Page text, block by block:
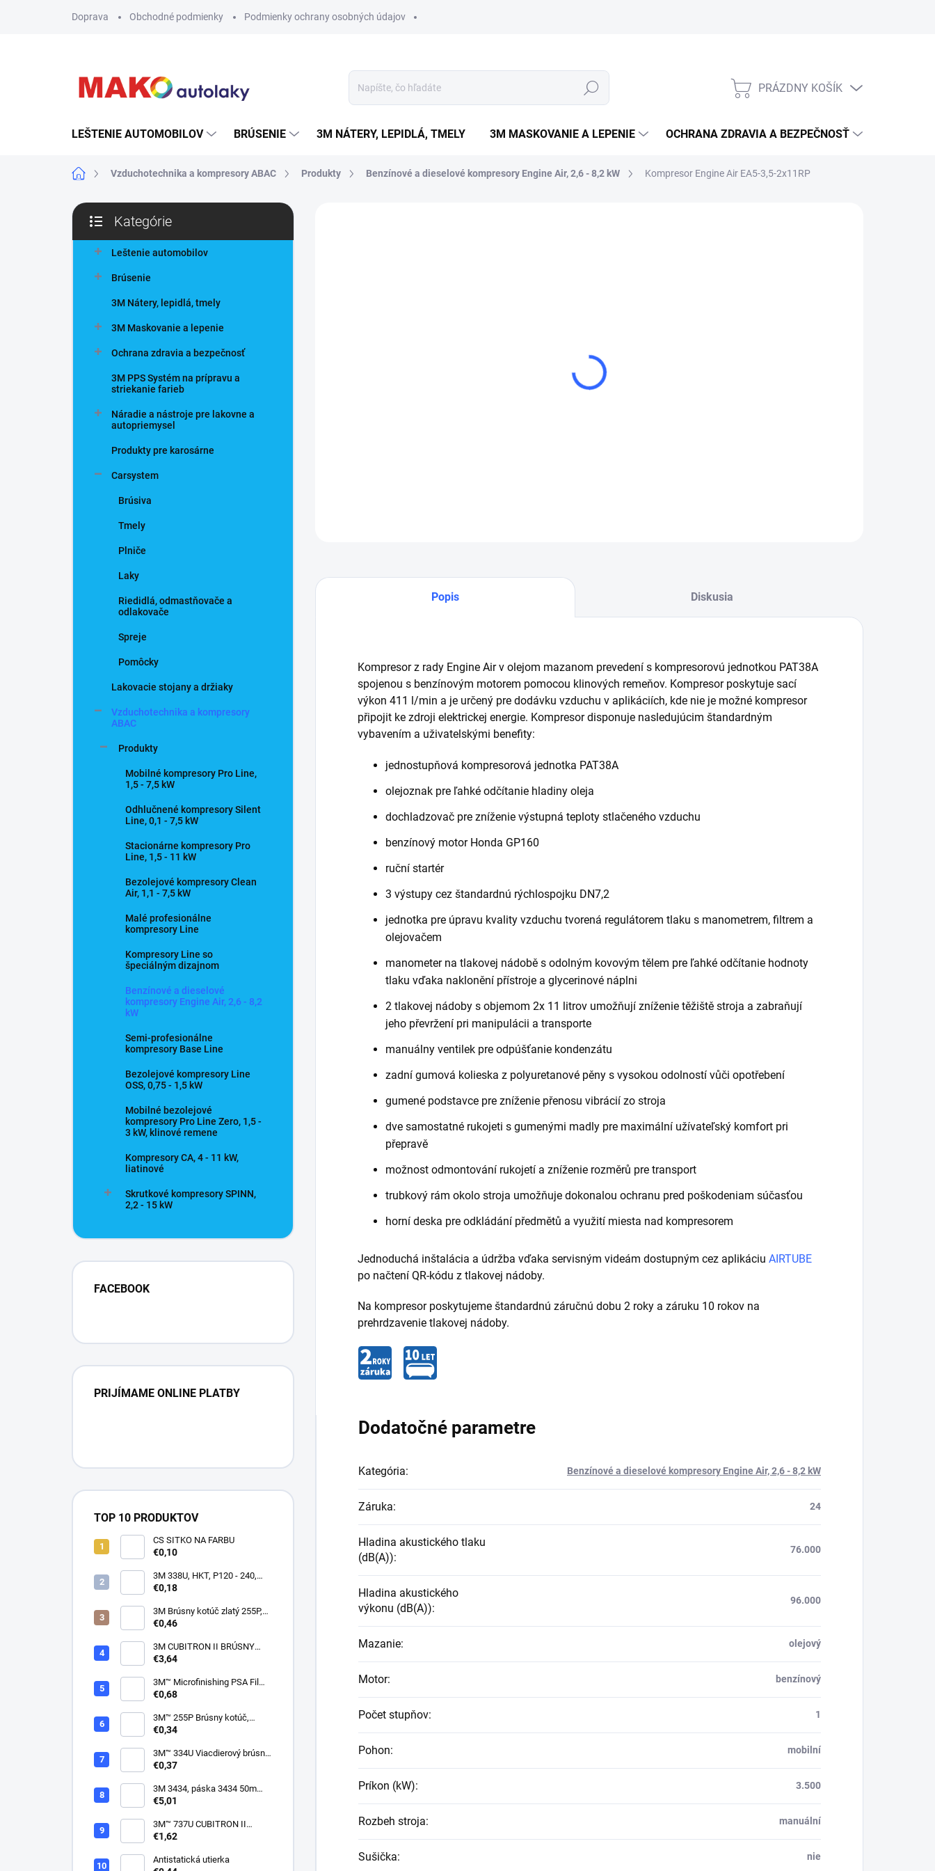
Doprava Obchodné podmienky Podmienky ochrany osobných údajov
Hľadať
NÁKUPNÝ
PRÁZDNY KOŠÍK
LEŠTENIE AUTOMOBILOV BRÚSENIE 3M NÁTERY, LEPIDLÁ, TMELY 3M MASKOVANIE A LEPENIE OCHRANA ZDRAVIA A BEZPEČNOSŤ
DomovVzduchotechnika a kompresory ABAC Produkty Benzínové a dieselové kompresory Engine Air, 2,6 - 8,2 kW Kompresor Engine Air EA5-3,5-2x11RP
B
č
kategórie
Kategórie
Leštenie automobilov
Brúsenie
3M Nátery, lepidlá, tmely
3M Maskovanie a lepenie
Ochrana zdravia a bezpečnosť
3M PPS Systém na prípravu a
striekanie farieb
Náradie a nástroje pre lakovne a
autopriemysel
Produkty pre karosárne
Carsystem
Brúsiva
Tmely
Plniče
Laky
Riedidlá, odmastňovače a
odlakovače
Spreje
Pomôcky
Lakovacie stojany a držiaky
Vzduchotechnika a kompresory
ABAC
Produkty
Mobilné kompresory Pro Line,
1,5 - 7,5 kW
Odhlučnené kompresory Silent
Line, 0,1 - 7,5 kW
Stacionárne kompresory Pro
Line, 1,5 - 11 kW
Bezolejové kompresory Clean
Air, 1,1 - 7,5 kW
Malé profesionálne
kompresory Line
Kompresory Line so
špeciálným dizajnom
Benzínové a dieselové
kompresory Engine Air, 2,6 - 8,2
kW
Semi-profesionálne
kompresory Base Line
Bezolejové kompresory Line
OSS, 0,75 - 1,5 kW
Mobilné bezolejové
kompresory Pro Line Zero, 1,5 -
3 kW, klinové remene
Kompresory CA, 4 - 11 kW,
liatinové
Skrutkové kompresory SPINN,
2,2 - 15 kW
FACEBOOK
PRIJÍMAME ONLINE PLATBY
TOP 10 PRODUKTOV
CS SITKO NA FARBU
€0,10
3M 338U, HKT, P120 - 240,
150mm
€0,18
3M Brúsny kotúč zlatý 255P,
suchý zips, 15 dier, v
150 mm
€0,46
3M CUBITRON II BRÚSNY
PÁSIK, 10 X 330 MM
€3,64
3M™ Microfinishing PSA Film
Disc 268L, 9 Mic 3MIL, 37 mm
€0,68
3M™ 255P Brúsny kotúč,
suchý zips, bez dier, 75mm
€0,34
3M™ 334U Viacdierový brúsny
kotúč Purple 75mm
€0,37
3M 3434, páska 3434 50m
modrá
€5,01
3M™ 737U CUBITRON II
VIACDIEROVÝ BRÚSNY
396 MM
€1,62
Antistatická utierka
stavebnictví, zemědělství a v mobilnéch službách.
Popis Diskusia
Kompresor z rady Engine Air v olejom mazanom prevedení s kompresorovú jednotkou PAT38A
spojenou s benzínovým motorem pomocou klinových remeňov. Kompresor poskytuje sací
výkon 411 l/min a je určený pre dodávku vzduchu v aplikáciích, kde nie je možné kompresor
připojit ke zdroji elektrickej energie. Kompresor disponuje nasledujúcim štandardným
vybavením a uživatelskými benefity:
jednostupňová kompresorová jednotka PAT38A
olejoznak pre ľahké odčítanie hladiny oleja
dochladzovač pre zníženie výstupná teploty stlačeného vzduchu
benzínový motor Honda GP160
ruční startér
3 výstupy cez štandardnú rýchlospojku DN7,2
jednotka pre úpravu kvality vzduchu tvorená regulátorem tlaku s manometrem, filtrem a
olejovačem
manometer na tlakovej nádobě s odolným kovovým tělem pre ľahké odčítanie hodnoty
tlaku vďaka naklonění přístroje a glycerinové náplni
2 tlakovej nádoby s objemom 2x 11 litrov umožňují zníženie těžiště stroja a zabraňují
jeho převržení pri manipulácii a transporte
manuálny ventilek pre odpúšťanie kondenzátu
zadní gumová kolieska z polyuretanové pěny s vysokou odolností vůči opotřebení
gumené podstavce pre zníženie přenosu vibrácií zo stroja
dve samostatné rukojeti s gumenými madly pre maximální užívateľský komfort pri
přepravě
možnost odmontování rukojetí a zníženie rozměrů pre transport
trubkový rám okolo stroja umožňuje dokonalou ochranu pred poškodeniam súčasťou
horní deska pre odkládání předmětů a využití miesta nad kompresorem
Jednoduchá inštalácia a údržba vďaka servisným videám dostupným cez aplikáciu AIRTUBE
po načtení QR-kódu z tlakovej nádoby.
Na kompresor poskytujeme štandardnú záručnú dobu 2 roky a záruku 10 rokov na
prehrdzavenie tlakovej nádoby.
Dodatočné parametre
Kategória: Benzínové a dieselové kompresory Engine Air, 2,6 - 8,2 kW
Záruka: 24
Hladina akustického tlaku
(dB(A)):
76.000
Hladina akustického
výkonu (dB(A)):
96.000
Mazanie: olejový
Motor: benzínový
Počet stupňov: 1
Pohon: mobilní
Príkon (kW): 3.500
Rozbeh stroja: manuální
Sušička: nie